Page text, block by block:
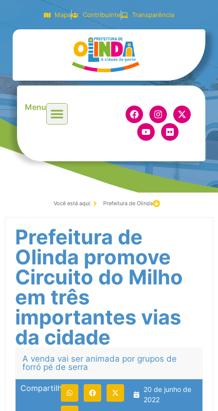
Mapa Contribuinte Transparência
Menu
Você está aqui: Prefeitura de Olinda
Prefeitura de
Olinda promove
Circuito do Milho
em três
importantes vias
da cidade
A venda vai ser animada por grupos de
forró pé de serra
Compartilhe:
20 de junho de
2022